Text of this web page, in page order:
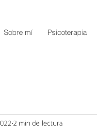
Sobre mí Psicoterapia
2 min de lectura